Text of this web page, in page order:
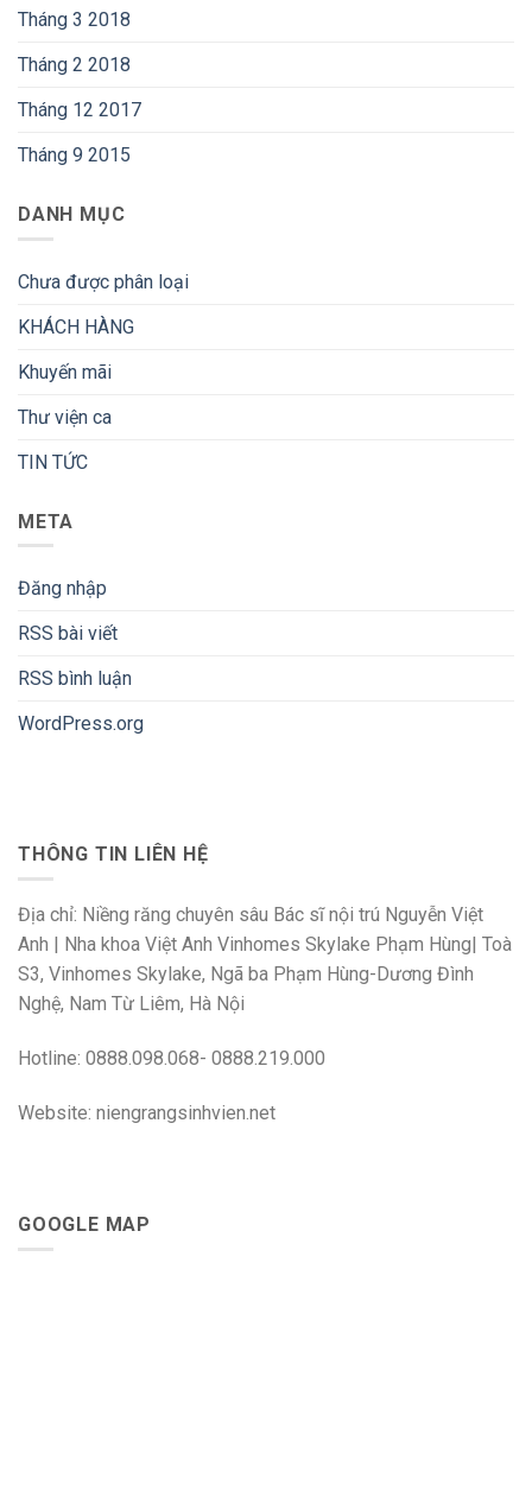
Tháng 3 2018
Tháng 2 2018
Tháng 12 2017
Tháng 9 2015
DANH MỤC
Chưa được phân loại
KHÁCH HÀNG
Khuyến mãi
Thư viện ca
TIN TỨC
META
Đăng nhập
RSS bài viết
RSS bình luận
WordPress.org
THÔNG TIN LIÊN HỆ
Địa chỉ: Niềng răng chuyên sâu Bác sĩ nội trú Nguyễn Việt
Anh | Nha khoa Việt Anh Vinhomes Skylake Phạm Hùng| Toà
S3, Vinhomes Skylake, Ngã ba Phạm Hùng-Dương Đình
Nghệ, Nam Từ Liêm, Hà Nội
Hotline: 0888.098.068- 0888.219.000
Website: niengrangsinhvien.net
GOOGLE MAP